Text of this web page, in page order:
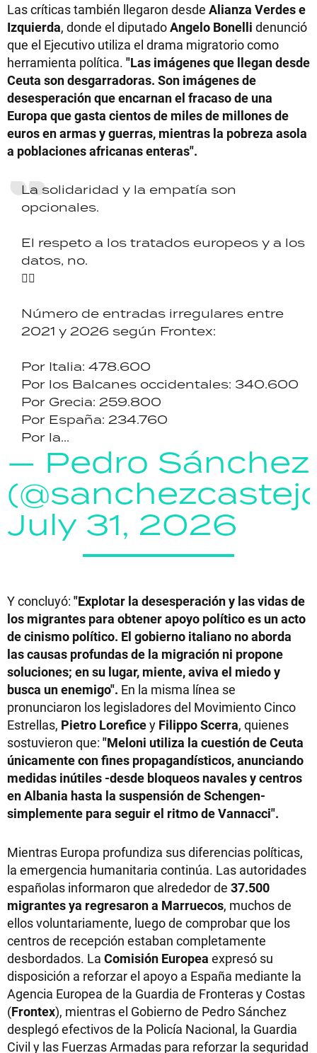
Las críticas también llegaron desde Alianza Verdes e
Izquierda, donde el diputadoAngelo Bonelli denunció
que el Ejecutivo utiliza el drama migratorio como
herramienta política. "Las imágenes que llegan desde
Ceuta son desgarradoras. Son imágenes de
desesperación que encarnan el fracaso de una
Europa que gasta cientos de miles de millones de
euros en armas y guerras, mientras la pobreza asola
a poblaciones africanas enteras".
La solidaridad y la empatía son
opcionales.
El respeto a los tratados europeos y a los
datos, no.
👇🏼
Número de entradas irregulares entre
2021 y 2026 según Frontex:
Por Italia: 478.600
Por los Balcanes occidentales: 340.600
Por Grecia: 259.800
Por España: 234.760
Por la...
— Pedro Sánchez
July 31, 2026
Y concluyó: "Explotar la desesperación y las vidas de
los migrantes para obtener apoyo político es un acto
de cinismo político. El gobierno italiano no aborda
las causas profundas de la migración ni propone
soluciones; en su lugar, miente, aviva el miedo y
busca un enemigo". En la misma línea se
pronunciaron los legisladores del Movimiento Cinco
Estrellas, Pietro Loreficey Filippo Scerra, quienes
sostuvieron que: "Meloni utiliza la cuestión de Ceuta
únicamente con fines propagandísticos, anunciando
medidas inútiles -desde bloqueos navales y centros
en Albania hasta la suspensión de Schengen-
simplemente para seguir el ritmo de Vannacci".
Mientras Europa profundiza sus diferencias políticas,
la emergencia humanitaria continúa. Las autoridades
españolas informaron que alrededor de 37.500
migrantes ya regresaron a Marruecos, muchos de
ellos voluntariamente, luego de comprobar que los
centros de recepción estaban completamente
desbordados. La Comisión Europea expresó su
disposición a reforzar el apoyo a España mediante la
Agencia Europea de la Guardia de Fronteras y Costas
(Frontex), mientras el Gobierno de Pedro Sánchez
desplegó efectivos de la Policía Nacional, la Guardia
Civil y las Fuerzas Armadas para reforzar la seguridad